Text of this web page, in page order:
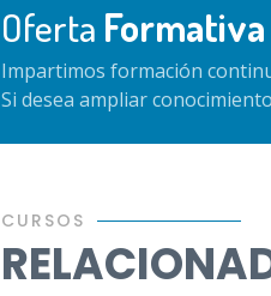
Oferta Formativa
Impartimos formación
Si desea ampliar
CURSOS